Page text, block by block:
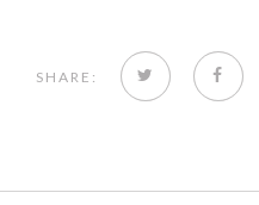
SHARE: TWITTER